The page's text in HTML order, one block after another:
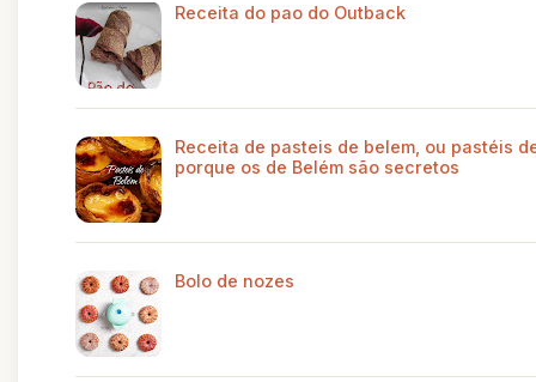
Receita do pao do Outback
Receita de pasteis de belem, ou pastéis
porque os de Belém são secretos
Bolo de nozes